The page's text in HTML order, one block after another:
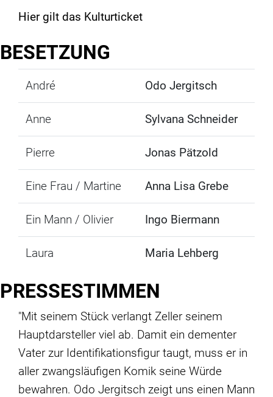
Hier gilt das Kulturticket
BESETZUNG
André Odo Jergitsch
Anne Sylvana Schneider
Pierre Jonas Pätzold
Eine Frau / Martine Anna Lisa Grebe
Ein Mann / Olivier Ingo Biermann
Laura Maria Lehberg
PRESSESTIMMEN
"Mit seinem Stück verlangt Zeller seinem
Hauptdarsteller viel ab. Damit ein dementer
Vater zur Identifikationsfigur taugt, muss er in
aller zwangsläufigen Komik seine Würde
bewahren. Odo Jergitsch zeigt uns einen Mann